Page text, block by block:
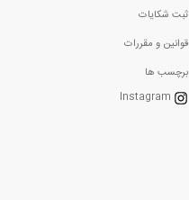
ثبت شکایات
قوانین و مقررات
برچسب ها
Instagram